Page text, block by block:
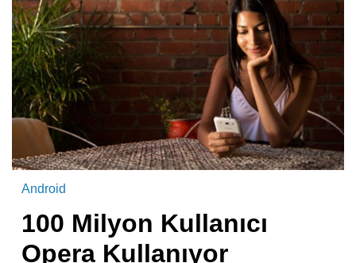
Android
100 Milyon Kullanıcı
Opera Kullanıyor